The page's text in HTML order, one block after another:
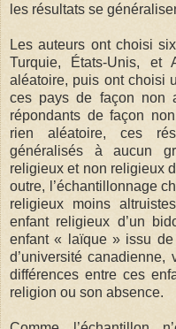
les résultats se
Les auteurs ont choisi
Turquie, États-Unis,
aléatoire, puis ont choisi
ces pays de façon non
répondants de façon
rien aléatoire, ces
généralisés à aucun
religieux et non religieux
outre, l’échantillonnage
religieux moins
enfant religieux d’un
enfant « laïque » issu de
d’université canadienne,
différences entre ces
religion ou son absence.